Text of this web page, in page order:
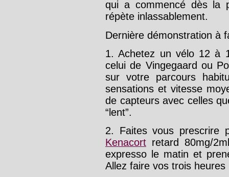
qui a commencé dès la
répète inlassablement.
Dernière démonstration à
1. Achetez un vélo 12 à
celui de Vingegaard ou
sur votre parcours
sensations et vitesse
de capteurs avec celles
“lent”.
2. Faites vous prescrire
Kenacort retard 80mg/
expresso le matin et
Allez faire vos trois